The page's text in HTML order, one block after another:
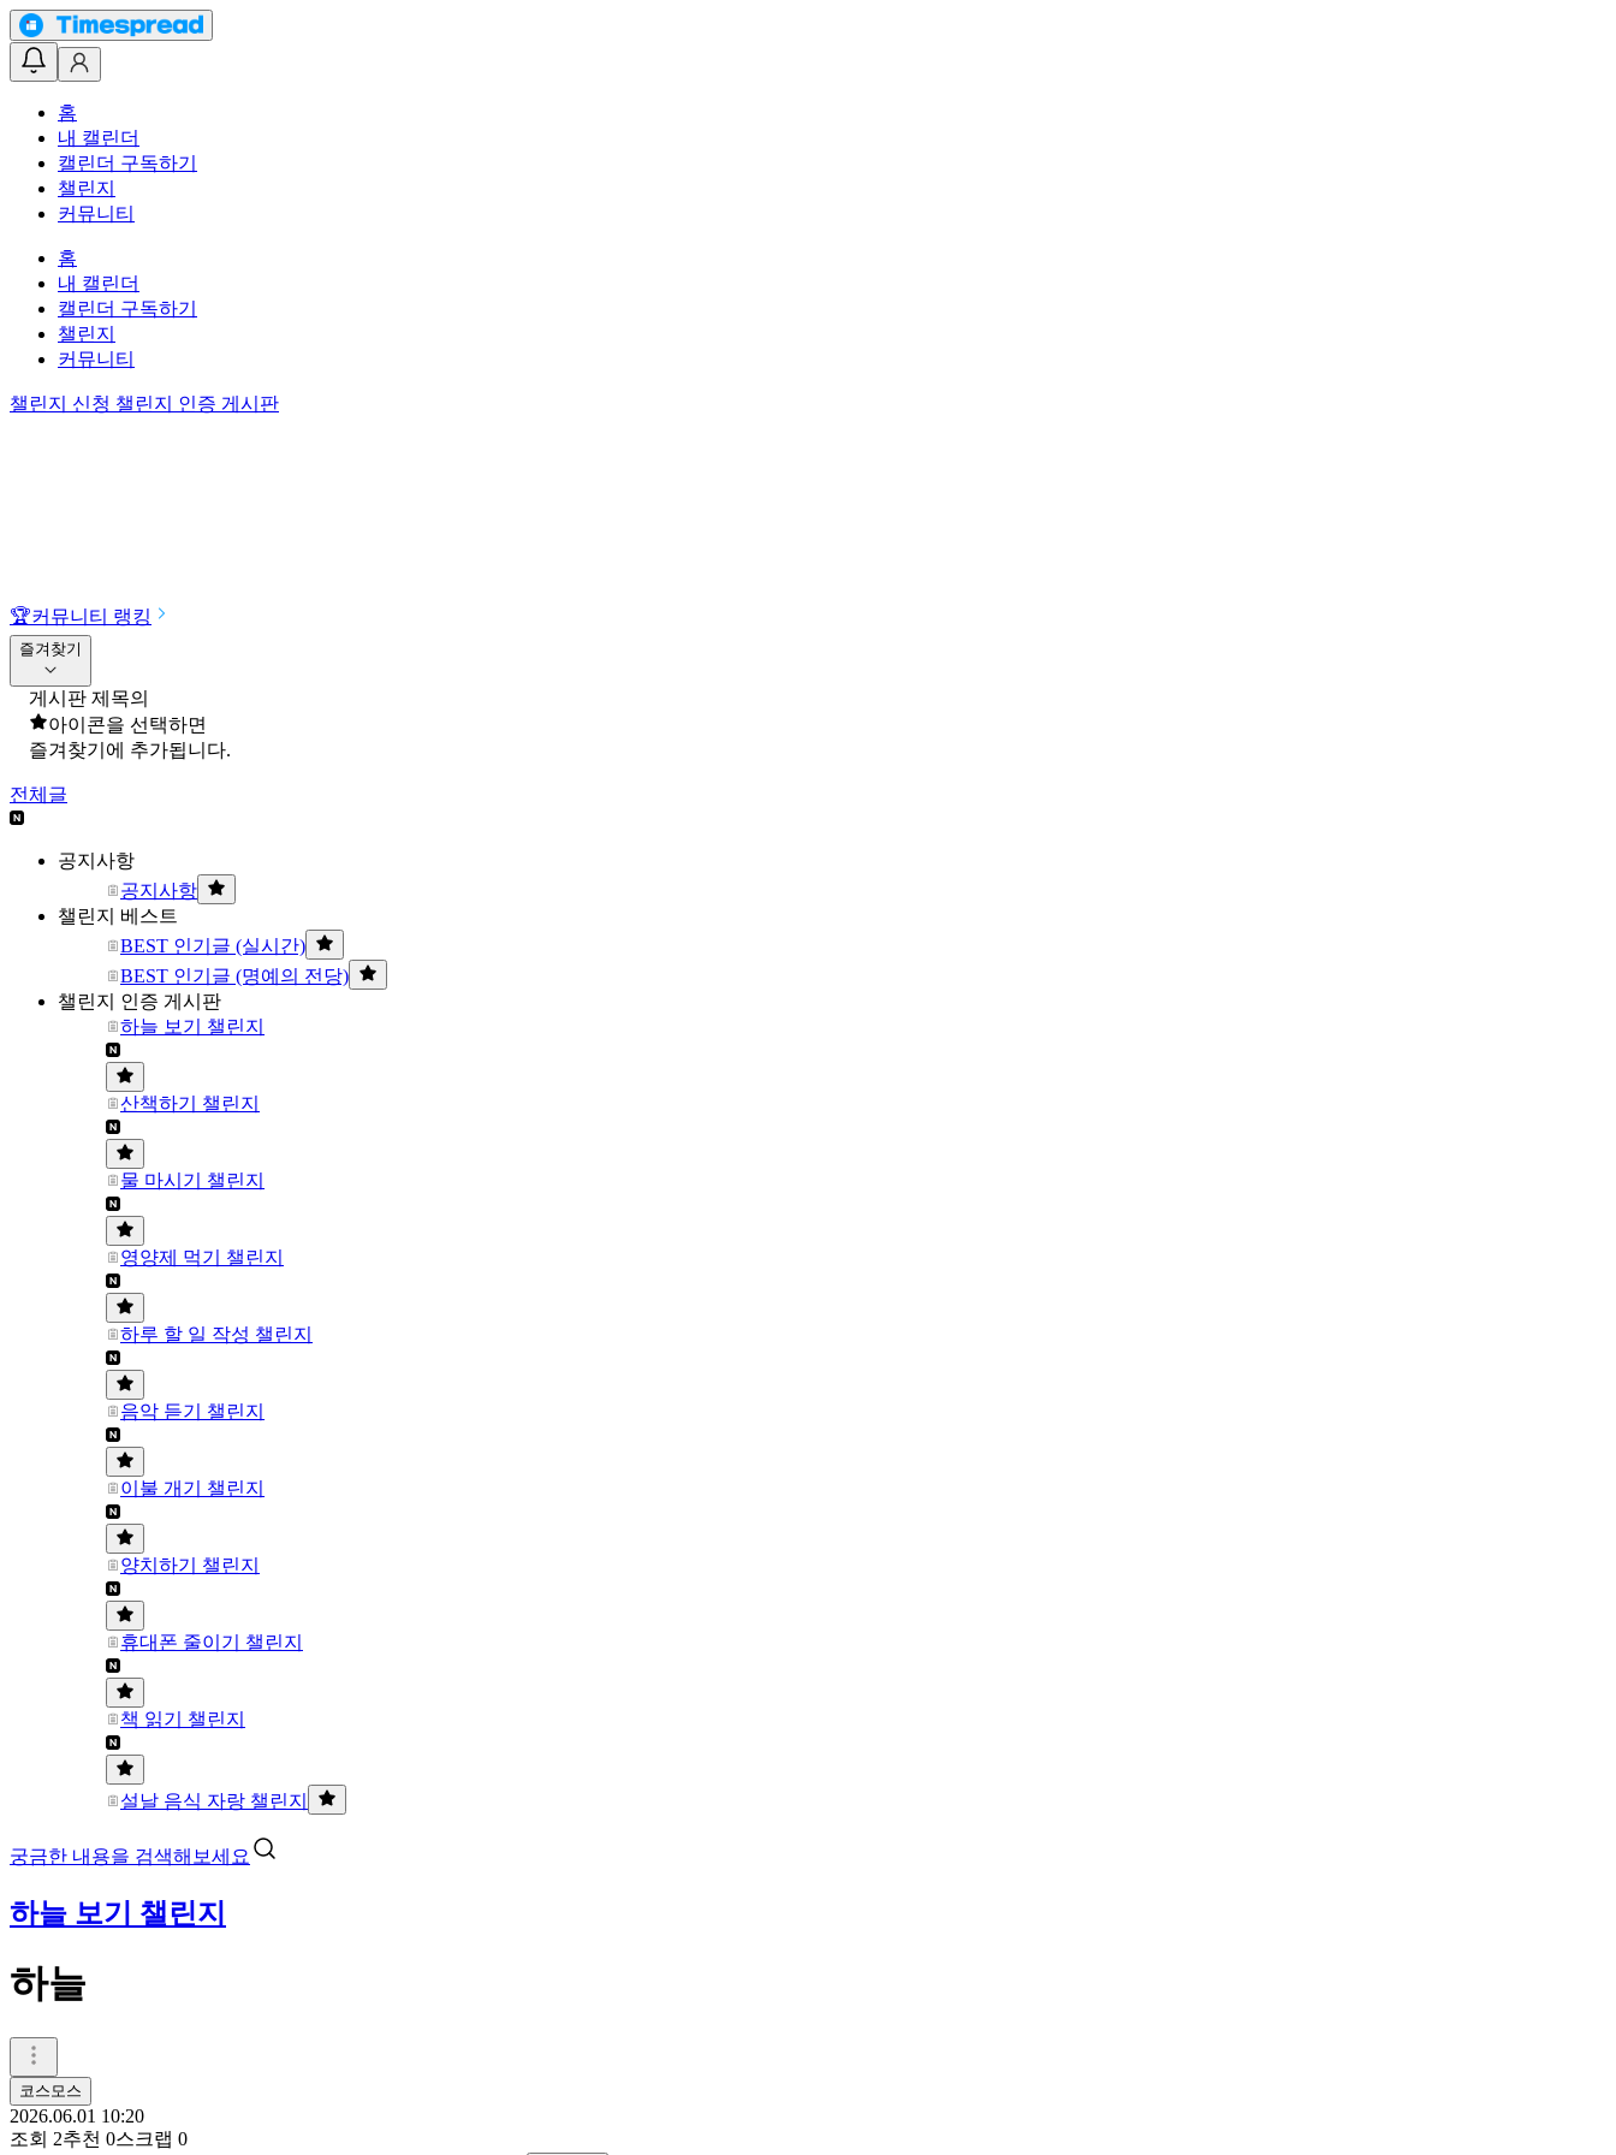
홈
내 캘린더
캘린더 구독하기
챌린지
커뮤니티
홈
내 캘린더
캘린더 구독하기
챌린지
커뮤니티
챌린지 신청 챌린지 인증 게시판
🏆커뮤니티 랭킹
즐겨찾기
게시판 제목의
아이콘을 선택하면
즐겨찾기에 추가됩니다.
전체글
공지사항
공지사항
챌린지 베스트
BEST 인기글 (실시간)
BEST 인기글 (명예의 전당)
챌린지 인증 게시판
하늘 보기 챌린지
산책하기 챌린지
물 마시기 챌린지
영양제 먹기 챌린지
하루 할 일 작성 챌린지
음악 듣기 챌린지
이불 개기 챌린지
양치하기 챌린지
휴대폰 줄이기 챌린지
책 읽기 챌린지
설날 음식 자랑 챌린지
궁금한 내용을 검색해보세요
하늘 보기 챌린지
하늘
코스모스
2026.06.01 10:20
조회 2추천 0스크랩 0